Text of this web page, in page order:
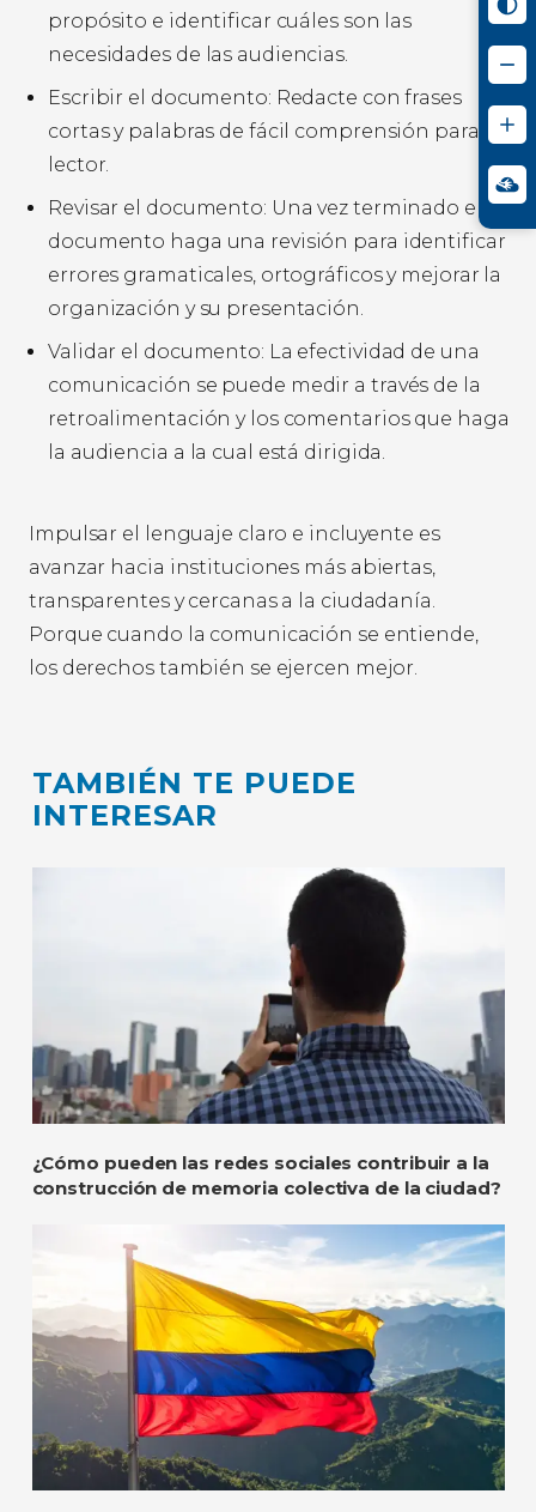
propósito e identificar cuáles son las
necesidades de las audiencias.
Escribir el documento: Redacte con frases
cortas y palabras de fácil comprensión para el
lector.
Revisar el documento: Una vez terminado el
documento haga una revisión para identificar
errores gramaticales, ortográficos y mejorar la
organización y su presentación.
Validar el documento: La efectividad de una
comunicación se puede medir a través de la
retroalimentación y los comentarios que haga
la audiencia a la cual está dirigida.
Impulsar el lenguaje claro e incluyente es
avanzar hacia instituciones más abiertas,
transparentes y cercanas a la ciudadanía.
Porque cuando la comunicación se entiende,
los derechos también se ejercen mejor.
TAMBIÉN TE PUEDE
INTERESAR
¿Cómo pueden las redes sociales contribuir a la
construcción de memoria colectiva de la ciudad?